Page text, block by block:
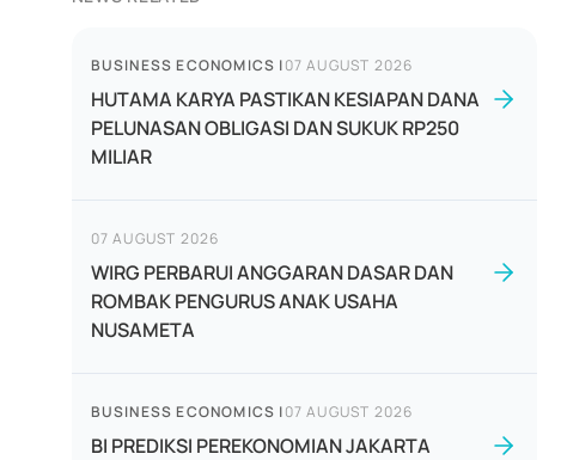
BUSINESS ECONOMICS |07 AUGUST 2026
HUTAMA KARYA PASTIKAN KESIAPAN DANA
PELUNASAN OBLIGASI DAN SUKUK RP250
MILIAR
07 AUGUST 2026
WIRG PERBARUI ANGGARAN DASAR DAN
ROMBAK PENGURUS ANAK USAHA
NUSAMETA
BUSINESS ECONOMICS |07 AUGUST 2026
BI PREDIKSI PEREKONOMIAN JAKARTA